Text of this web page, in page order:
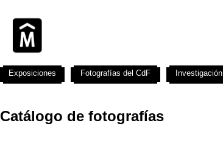
Catálogo de fotografías
Exposiciones Fotografías del CdF Investigación